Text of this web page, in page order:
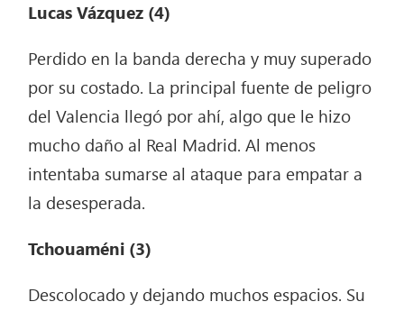
Lucas Vázquez (4)
Perdido en la banda derecha y muy superado
por su costado. La principal fuente de peligro
del Valencia llegó por ahí, algo que le hizo
mucho daño al Real Madrid. Al menos
intentaba sumarse al ataque para empatar a
la desesperada.
Tchouaméni (3)
Descolocado y dejando muchos espacios. Su